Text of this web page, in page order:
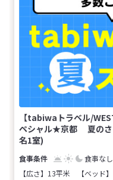
【tabiwaトラベル/
ペシャル★京都 夏のさ
名1室)
食事なし
【広さ】13平米
【ベッド